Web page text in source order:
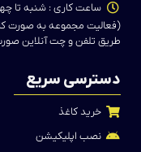
ساعت کاری : شنبه تا
(فعالیت مجموعه به صورت
طریق تلفن و چت آنلاین
دسترسی سریع
خرید کاغذ
نصب اپلیکیشن